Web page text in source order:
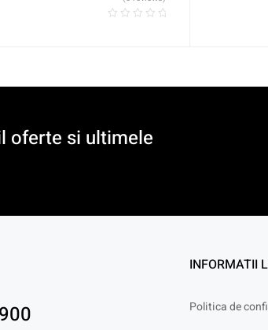
oferte si ultimele
INFORMATII
Politica de